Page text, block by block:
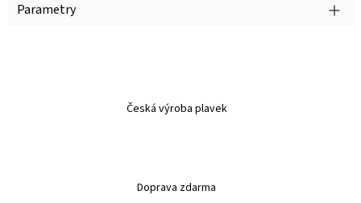
Parametry
Česká výroba plavek
Doprava zdarma